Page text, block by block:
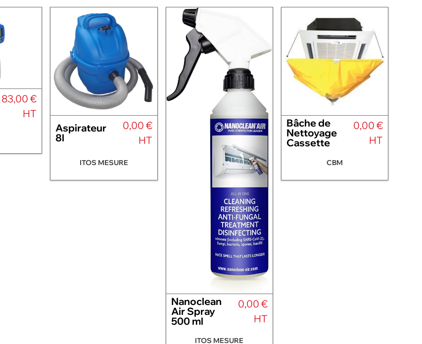
83,00 €
HT
Aspirateur
8l
0,00 €
HT
ITOS MESURE
Nanoclean
Air Spray
500 ml
0,00 €
HT
ITOS MESURE
Bâche de
Nettoyage
Cassette
0,00 €
HT
CBM